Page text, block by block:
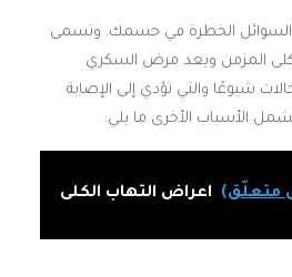
والسوائل الخطرة في جسمك. وتسمى
المزمن ويعد مرض السكري
شيوعًا والتي تؤدي إلى الإصابة
الأسباب الأخرى ما يلي:
متعلّق) اعراض التهاب الكلى